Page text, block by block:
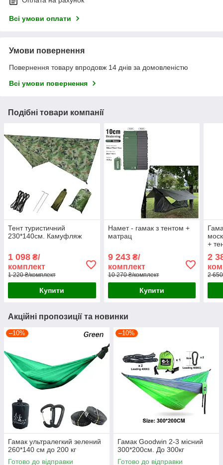
Всі умови оплати
Умови повернення
Повернення товару впродовж 14 днів за домовленістю
Всі умови повернення
Подібні товари компанії
Тент туристичний
230*140см. Камуфляж
1 098 ₴/
комплект
1 220 ₴/комплект
Купити
Намет - гамак з тентом +
матрац
9 243₴/
комплект
10 270 ₴/комплект
Купити
+
2
2
Акційні пропозиції та новинки
–10%
Гамак ультралегкий зелений
260*140 см до 200 кг
Готово до відправки
–10%
Гамак Goodwin 2-3 місний
300*200см. До 300кг
Готово до відправки